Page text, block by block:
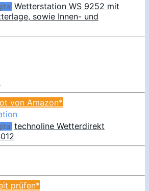
Wetterstation WS 9252 mit
sowie Innen- und
von Amazon*
technoline Wetterdirekt
prüfen*